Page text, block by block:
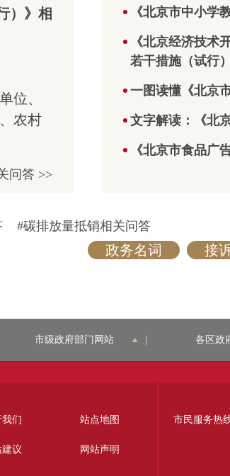
饮业高质量发展
的若干措施》的
北京市市场监督
管理局关于印发
《2025年全面优
化营商环境打
造“北京服务”工
作方案》的通知
北
发
关
新
（
更
（
知
北
记
见
）》相
位、
农村
问答 >>
《北京市中小学
《北京经济技术
若干措施（试行
一图读懂《北京
文字解读：《北
《北京市食品广
#碳排放量抵销相关问答
政务名词 接
市级政府部门网站 各区政
们 站点地图
建议 网站声明
市民服务热